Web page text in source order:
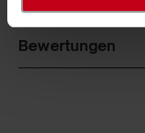
Bewertungen